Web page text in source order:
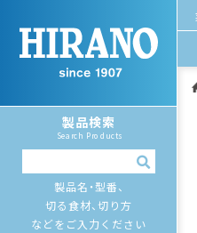
製品検索
Search Products
製品名・型番、
切る食材、切り方
などをご入力ください